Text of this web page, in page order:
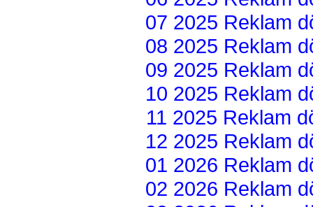
07 2025 Reklam
08 2025 Reklam
09 2025 Reklam
10 2025 Reklam
11 2025 Reklam
12 2025 Reklam
01 2026 Reklam
02 2026 Reklam